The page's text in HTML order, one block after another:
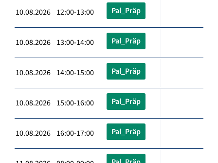
10.08.2026 12:00-13:00 Pal_Präp
10.08.2026 13:00-14:00 Pal_Präp
10.08.2026 14:00-15:00 Pal_Präp
10.08.2026 15:00-16:00 Pal_Präp
10.08.2026 16:00-17:00 Pal_Präp